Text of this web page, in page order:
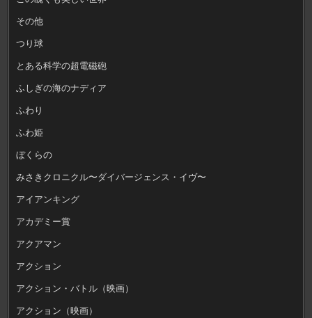
その他
つり球
とある科学の超電磁砲
ふしぎの海のナディア
ふわり
ふわ姫
ぼくらの
みさきクロニクル〜ダイバージェンス・イヴ〜
アイアンキング
アカデミー賞
アクアマン
アクション
アクション・バトル（映画）
アクション（映画）